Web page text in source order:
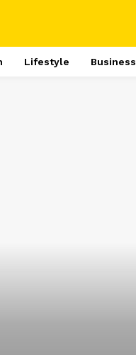
Lifestyle Business